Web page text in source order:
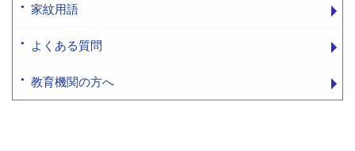
家紋用語
よくある質問
教育機関の方へ